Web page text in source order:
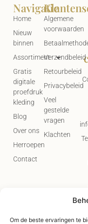
Om de beste ervaringen te
Algemene
voorwaarden
Verzendbeleid
Retourbeleid
Privacybeleid
Veel
gestelde
vragen
Klachten
Navigatie
Home
Nieuw
binnen
Assortiment
Gratis
digitale
proefdruk
kleding
Blog
Over ons
Herroepen
Contact